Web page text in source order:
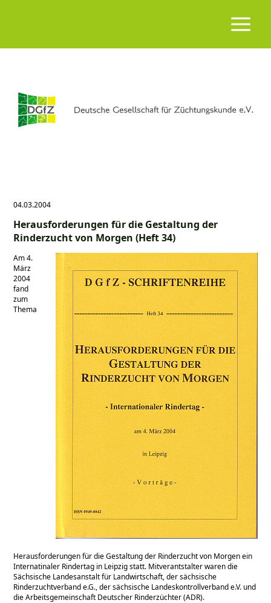
04.03.2004
Herausforderungen für die Gestaltung der
Rinderzucht von Morgen (Heft 34)
Am 4.
März
2004
fand
zum
Thema
Herausforderungen für die Gestaltung der Rinderzucht von Morgen ein
Internatinaler Rindertag in Leipzig statt. Mitverantstalter waren die
Sächsische Landesanstalt für Landwirtschaft, der sächsische
Rinderzuchtverband e.G., der sächsische Landeskontrollverband e.V. und
die Arbeitsgemeinschaft Deutscher Rinderzüchter (ADR).